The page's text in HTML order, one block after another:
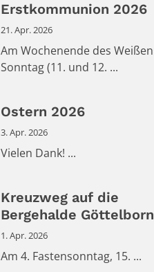
Erstkommunion 2026
21. Apr. 2026
Am Wochenende des Weißen
Sonntag (11. und 12. ...
Ostern 2026
3. Apr. 2026
Vielen Dank! ...
Kreuzweg auf die
Bergehalde Göttelborn
1. Apr. 2026
Am 4. Fastensonntag, 15. ...